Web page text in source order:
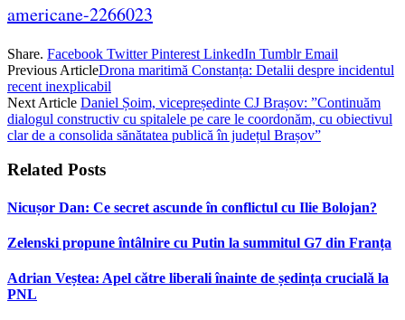
americane-2266023
Share. Facebook Twitter Pinterest LinkedIn Tumblr Email
Previous ArticleDrona maritimă Constanța: Detalii despre incidentul
recent inexplicabil
Next Article Daniel Șoim, vicepreședinte CJ Brașov: ”Continuăm
dialogul constructiv cu spitalele pe care le coordonăm, cu obiectivul
clar de a consolida sănătatea publică în județul Brașov”
Related Posts
Nicușor Dan: Ce secret ascunde în conflictul cu Ilie Bolojan?
Zelenski propune întâlnire cu Putin la summitul G7 din Franța
Adrian Veștea: Apel către liberali înainte de ședința crucială la
PNL